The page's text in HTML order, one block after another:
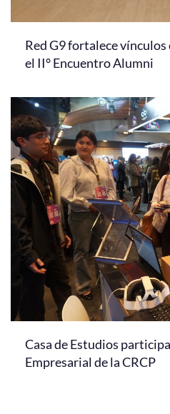
Red G9 fortalece vínculos
el II° Encuentro Alumni
Casa de Estudios
Empresarial de la CRCP